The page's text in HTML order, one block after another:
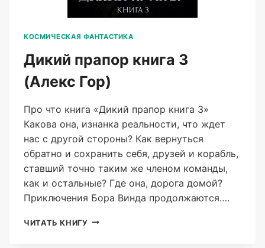
КОСМИЧЕСКАЯ ФАНТАСТИКА
Дикий прапор книга 3
(Алекс Гор)
Про что книга «Дикий прапор книга 3»
Какова она, изнанка реальности, что ждет
нас с другой стороны? Как вернуться
обратно и сохранить себя, друзей и корабль,
ставший точно таким же членом команды,
как и остальные? Где она, дорога домой?
Приключения Бора Винда продолжаются….
ЧИТАТЬ КНИГУ ДИКИЙ